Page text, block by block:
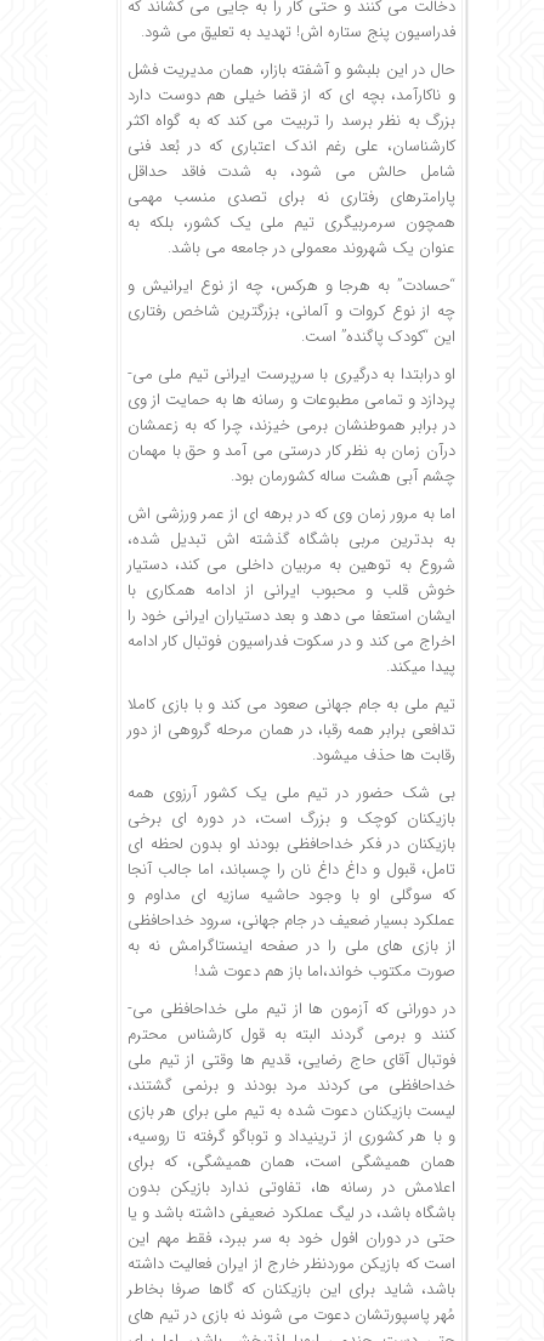
دخالت می­ کنند و حتی کار را به جایی می کشاند که
فدراسیون پنج ستاره­ اش! تهدید به تعلیق می­ شود.
حال در این بلبشو و آشفته بازار، همان مدیریت فشل
و ناکارآمد، بچه­ ای که از قضا خیلی هم دوست دارد
بزرگ به نظر برسد را تربیت می کند که به گواه اکثر
کارشناسان، علی رغم اندک اعتباری که در بُعد فنی
شامل حالش می­ شود، به شدت فاقد حداقل
پارامترهای رفتاری نه برای تصدی منسب مهمی
همچون سرمربیگری تیم ملی یک کشور، بلکه به
عنوان یک شهروند معمولی در جامعه می­ باشد.
“حسادت” به هر­جا و هر­کس، چه از نوع ایرانیش و
چه از نوع کروات و آلمانی، بزرگترین شاخص رفتاری
این “کودک پاگنده” است.
او درابتدا به درگیری با سرپرست ایرانی تیم ملی می­
پردازد و تمامی مطبوعات و رسانه­ ها به حمایت از وی
در برابر هموطنشان بر­می­ خیزند، چرا که به زعم­شان
در­آن زمان به نظر کار درستی می­ آمد و حق با مهمان
چشم­ آبی هشت­ ساله کشورمان بود.
اما به مرور زمان وی که در برهه ای از عمر ورزشی­ اش
به بدترین مربی باشگاه گذشته­ اش تبدیل شده،
شروع به توهین به مربیان داخلی می کند، دستیار
خوش­ قلب و محبوب ایرانی از ادامه همکاری با
ایشان استعفا می­ دهد و بعد دستیاران ایرانی خود را
اخراج می­ کند و در سکوت فدراسیون فوتبال کار ادامه
پیدا می­کند.
تیم­ ملی به جام­ جهانی صعود می­ کند و با بازی کاملا
تدافعی برابر همه رقبا، در همان مرحله گروهی از دور
رقابت­ ها حذف می­شود.
بی شک حضور در تیم ملی یک کشور آرزوی همه
بازیکنان کوچک و بزرگ است، در دوره­ ای برخی
بازیکنان در فکر خداحافظی بودند او بدون لحظه ای
تامل، قبول و داغ­ داغ نان را چسباند، اما جالب آنجا
که سوگلی او با وجود حاشیه­­ سازی­ه ای مداوم و
عملکرد بسیار ضعیف در جام­ جهانی، سرود خداحافظی
از بازی­ های ملی را در صفحه اینستاگرامش نه به
صورت مکتوب خواند،اما باز هم دعوت شد!
در دورانی که آزمون­ ها از تیم ملی خداحافظی می­
کنند و برمی­ گردند البته به قول کارشناس محترم
فوتبال آقای حاج­ رضایی، قدیم­ ها وقتی از تیم ملی
خداحافظی می­ کردند مرد بودند و برنمی­ گشتند،
لیست بازیکنان دعوت شده به تیم ­ملی برای هر بازی
و با هر کشوری از ترینیداد­ و توباگو گرفته تا روسیه،
همان همیشگی­ است، همان همیشگی، که برای
اعلامش در رسانه­ ها، تفاوتی ندارد بازیکن بدون
باشگاه باشد، در لیگ عملکرد ضعیفی داشته باشد و یا
حتی در دوران افول خود به سر ببرد، فقط مهم این
است که بازیکن موردنظر خارج از ایران فعالیت داشته
باشد، شاید برای این بازیکنان که گاها صرفا بخاطر
مُهر پاسپورتشان دعوت می ­شوند نه بازی در تیم­ های